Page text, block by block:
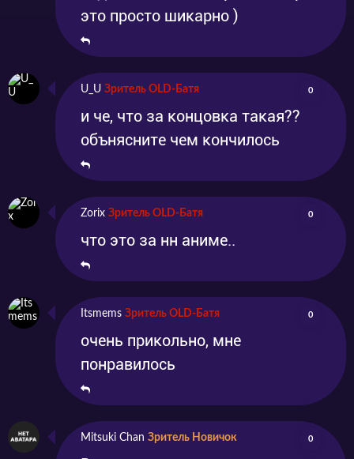
это просто шикарно )
U_U Зритель OLD-Батя 0
и че, что за концовка такая??
обънясните чем кончилось
Zorix Зритель OLD-Батя 0
что это за нн аниме..
Itsmems Зритель OLD-Батя 0
очень прикольно, мне
понравилось
Mitsuki Chan Зритель Новичок 0